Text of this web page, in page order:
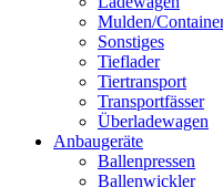
Mulden/
Sonstiges
Tieflader
Tiertransport
Transportfässer
Überladewagen
Anbaugeräte
Ballenpressen
Ballenwickler